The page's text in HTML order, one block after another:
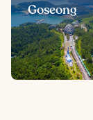
Goseong